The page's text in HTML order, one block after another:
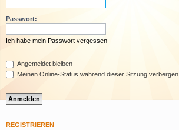
Passwort:
Ich habe mein Passwort vergessen
Angemeldet bleiben
Meinen Online-Status während dieser Sitzung verbergen
REGISTRIEREN